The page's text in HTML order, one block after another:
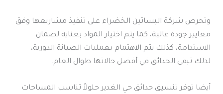
وتحرص شركة البساتين الخضراء على تنفيذ مشاريعها وفق
معايير جودة عالية، كما يتم اختيار المواد بعناية لضمان
الاستدامة، كذلك يتم الاهتمام بعمليات الصيانة الدورية،
لذلك تبقى الحدائق في أفضل حالاتها طوال العام.
أيضا توفر تنسيق حدائق حي الغدير حلولاً تناسب المساحات